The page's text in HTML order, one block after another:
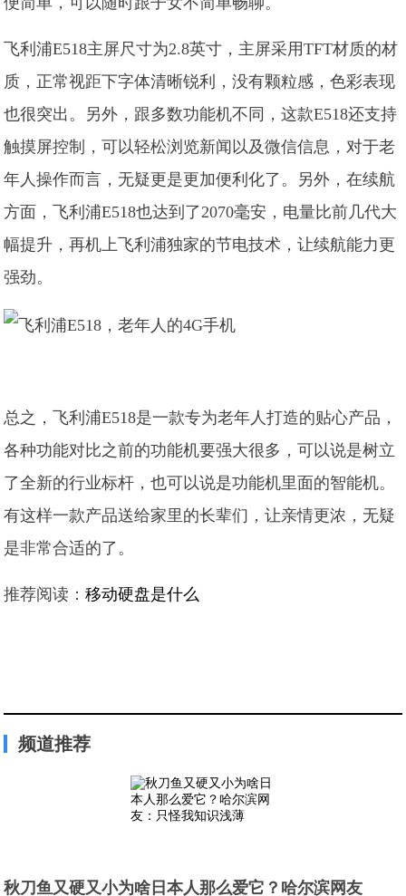
飞利浦E518主屏尺寸为2.8英寸，主屏采用TFT材质的材
质，正常视距下字体清晰锐利，没有颗粒感，色彩表现
也很突出。另外，跟多数功能机不同，这款E518还支持
触摸屏控制，可以轻松浏览新闻以及微信信息，对于老
年人操作而言，无疑更是更加便利化了。另外，在续航
方面，飞利浦E518也达到了2070毫安，电量比前几代大
幅提升，再机上飞利浦独家的节电技术，让续航能力更
强劲。
总之，飞利浦E518是一款专为老年人打造的贴心产品，
各种功能对比之前的功能机要强大很多，可以说是树立
了全新的行业标杆，也可以说是功能机里面的智能机。
有这样一款产品送给家里的长辈们，让亲情更浓，无疑
是非常合适的了。
推荐阅读：移动硬盘是什么
频道推荐
秋刀鱼又硬又小为啥日本人那么爱它？哈尔滨网友